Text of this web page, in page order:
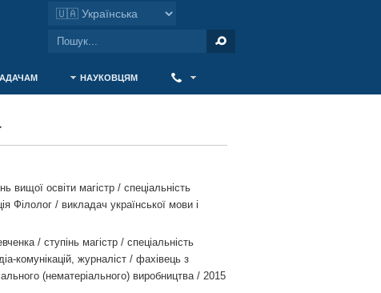
НАУКОВЦЯМ
вищої освіти магістр / спеціальність
Філолог / викладач української мови і
/ ступінь магістр / спеціальність
комунікацій, журналіст / фахівець з
(нематеріального) виробництва / 2015